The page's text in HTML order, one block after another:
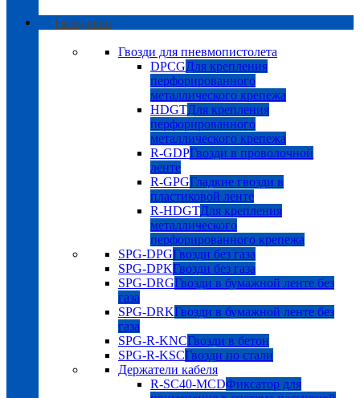
Расходники
Гвозди для пневмопистолета
DPCGДля крепления
перфорированного
металлического крепежа
HDGTДля крепления
перфорированного
металлического крепежа
R-GDPГвозди в проволочной
ленте
R-GPGГладкие гвозди в
пластиковой ленте
R-HDGTДля крепления
металлического
перфорированного крепежа
SPG-DPGГвозди без газа
SPG-DPKГвозди без газа
SPG-DRGГвозди в бумажной ленте без
газа
SPG-DRKГвозди в бумажной ленте без
газа
SPG-R-KNCГвозди в бетон
SPG-R-KSCГвозди по стали
Держатели кабеля
R-SC40-MCDФиксатор для